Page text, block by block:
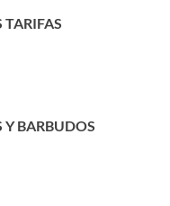
TARIFAS
BARBUDOS